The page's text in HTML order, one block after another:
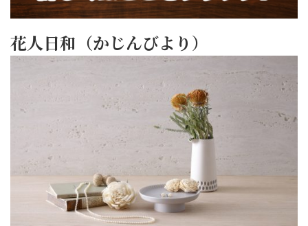
花人日和（かじんびより）